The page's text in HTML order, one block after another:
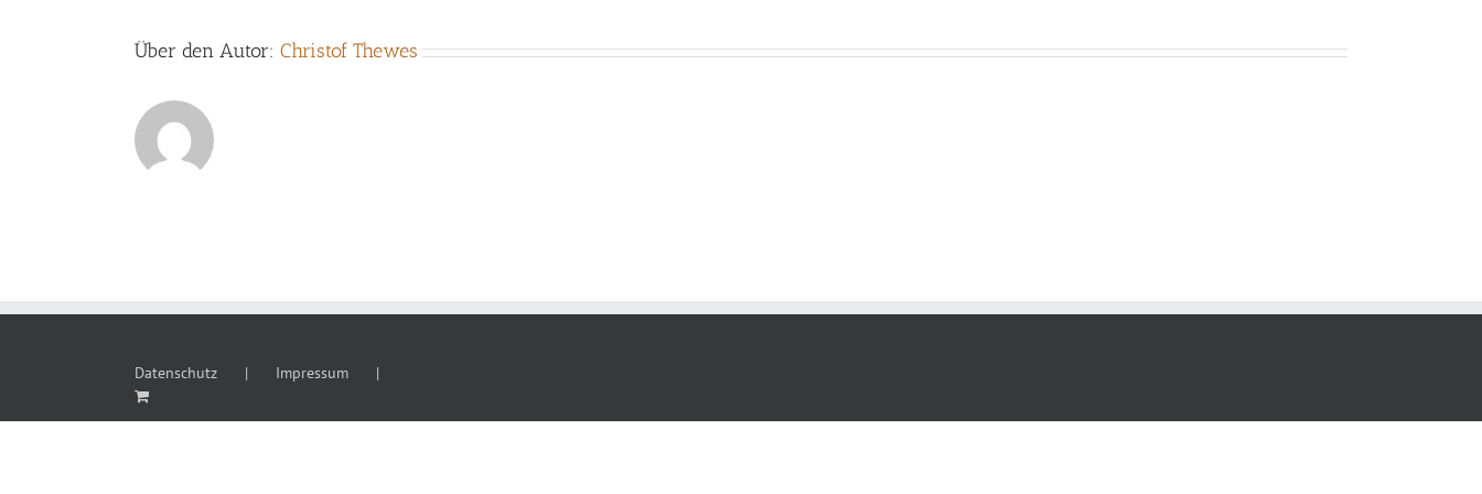
Über den Autor: Christof Thewes
Datenschutz Impressum